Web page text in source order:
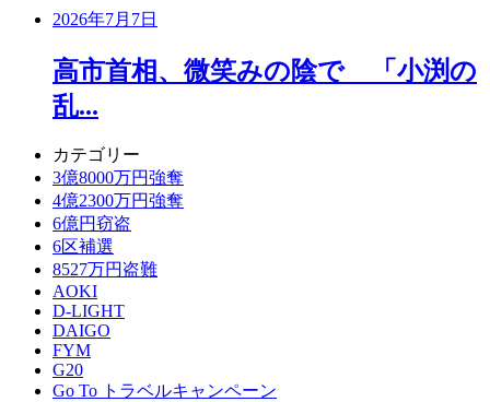
2026年7月7日
高市首相、微笑みの陰で 「小渕の
乱...
カテゴリー
3億8000万円強奪
4億2300万円強奪
6億円窃盗
6区補選
8527万円盗難
AOKI
D-LIGHT
DAIGO
FYM
G20
Go To トラベルキャンペーン